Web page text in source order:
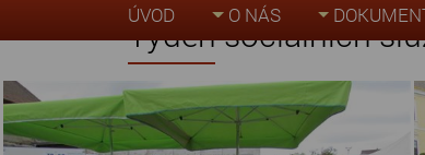
ÚVOD O NÁS
Týden sociálních